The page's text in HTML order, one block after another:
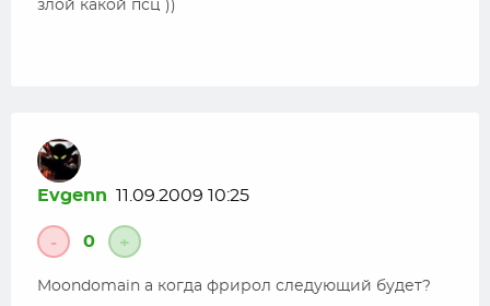
злой какой псц ))
Evgenn 11.09.2009 10:25
- 0 +
Moondomain а когда фрирол следующий будет?